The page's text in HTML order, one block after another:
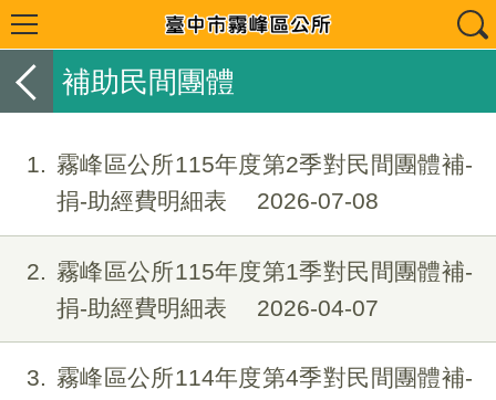
補助民間團體
1
霧峰區公所115年度第2季對民間團體補-
捐-助經費明細表
2026-07-08
2
霧峰區公所115年度第1季對民間團體補-
捐-助經費明細表
2026-04-07
3
霧峰區公所114年度第4季對民間團體補-